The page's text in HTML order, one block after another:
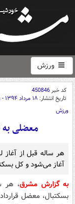
ورزش
کد خبر450846
تاریخ انتشار: ۱۸ مرداد ۱۳۹۴ - ۰۸:۳۱
ورزش
معضلی به
هر ساله قبل از آغاز
آغاز می‌شود و کل
به گزارش مشرق، هر
بسکتبال، معضل